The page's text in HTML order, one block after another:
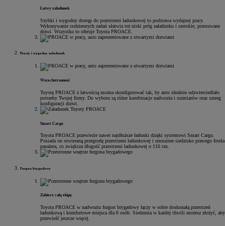
Łatwy załadunek
Szybki i wygodny dostęp do przestrzeni ładunkowej to podstawa wydajnej pracy.
Wykonywanie codziennych zadań ułatwia też niski próg załadunku i szerokie, przesuwane
drzwi. Wszystko to oferuje Toyota PROACE.
Prosty i wygodny załadunek
Wszechstronność
Toyotę PROACE z łatwością można skonfigurować tak, by auto idealnie odzwierciedlało
potrzeby Twojej firmy. Do wyboru są różne kombinacje nadwozia i rozmiarów oraz szereg
konfiguracji drzwi.
Smart Cargo
Toyota PROACE przewiezie nawet najdłuższe ładunki dzięki systemowi Smart Cargo.
Posiada on otwieraną przegrodę przestrzeni ładunkowej i unoszone siedzisko prawego fotela
pasażera, co zwiększa długość przestrzeni ładunkowej o 116 cm.
Furgon brygadowy
Zabierz całą ekipę
Toyota PROACE w nadwoziu furgon brygadowy łączy w sobie doskonałą przestrzeń
ładunkową i komfortowe miejsca dla 6 osób. Siedzenia w każdej chwili możesz złożyć, aby
przewieźć jeszcze więcej.